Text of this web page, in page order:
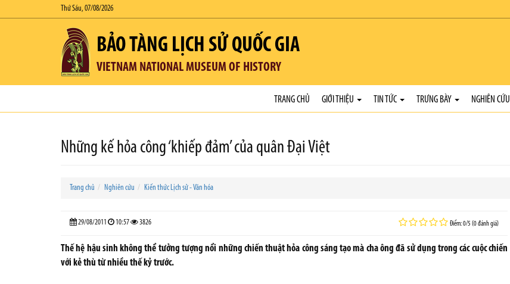
Thứ Sáu, 07/08/2026
BẢO TÀNG LỊCH SỬ QUỐC GIA
VIETNAM NATIONAL MUSEUM OF HISTORY
TRANG CHỦ GIỚI THIỆU TIN TỨC TRƯNG BÀY NGHIÊN CỨU
Những kế hỏa công ‘khiếp đảm’ của quân Đại Việt
Trang chủ Nghiên cứu Kiến thức Lịch sử - Văn hóa
29/08/2011 10:57 3826 Điểm: 0/5 (0 đánh giá)
Thế hệ hậu sinh không thể tưởng tượng nổi những chiến thuật hỏa công sáng tạo mà cha ông đã sử dụng trong các cuộc chiến
với kẻ thù từ nhiều thế kỷ trước.